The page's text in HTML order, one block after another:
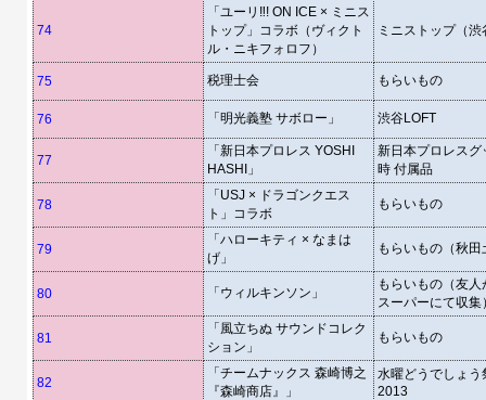
74
「ユーリ‼︎! ON ICE × ミニス
トップ」コラボ（ヴィクト
ル・ニキフォロフ）
ミニストップ（渋
75 税理士会 もらいもの
76 「明光義塾 サボロー」 渋谷LOFT
77
「新日本プロレス YOSHI
HASHI」
新日本プロレスグ
時 付属品
78
「USJ × ドラゴンクエス
ト」コラボ
もらいもの
79
「ハローキティ × なまは
げ」
もらいもの（秋田
80 「ウィルキンソン」
もらいもの（友人
スーパーにて収集
81
「風立ちぬ サウンドコレク
ション」
もらいもの
82
「チームナックス 森崎博之
『森崎商店』」
水曜どうでしょう
2013